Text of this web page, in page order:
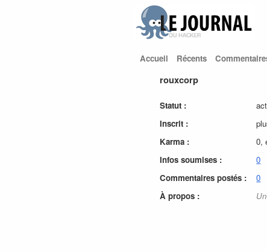
Accueil Récents
rouxcorp
Statut :
Inscrit :
Karma :
0,
Infos soumises :
0
Commentaires postés :
0
À propos :